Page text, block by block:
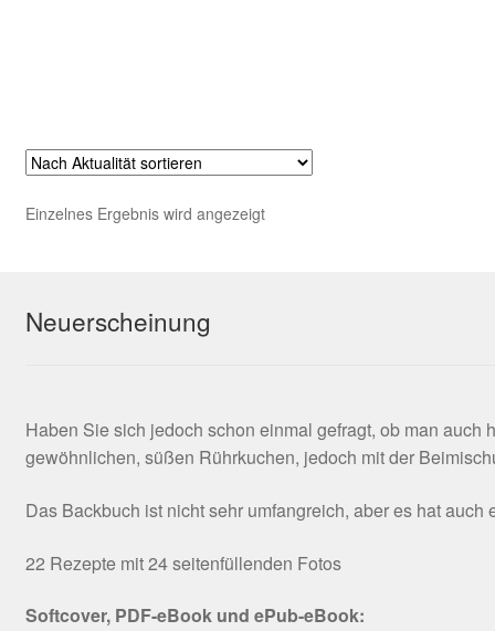
Einzelnes Ergebnis wird angezeigt
Neuerscheinung
Haben Sie sich jedoch schon einmal gefragt, ob man
gewöhnlichen, süßen Rührkuchen, jedoch mit der
Das Backbuch ist nicht sehr umfangreich, aber es hat
22 Rezepte mit 24 seitenfüllenden Fotos
Softcover, PDF-eBook und ePub-eBook: